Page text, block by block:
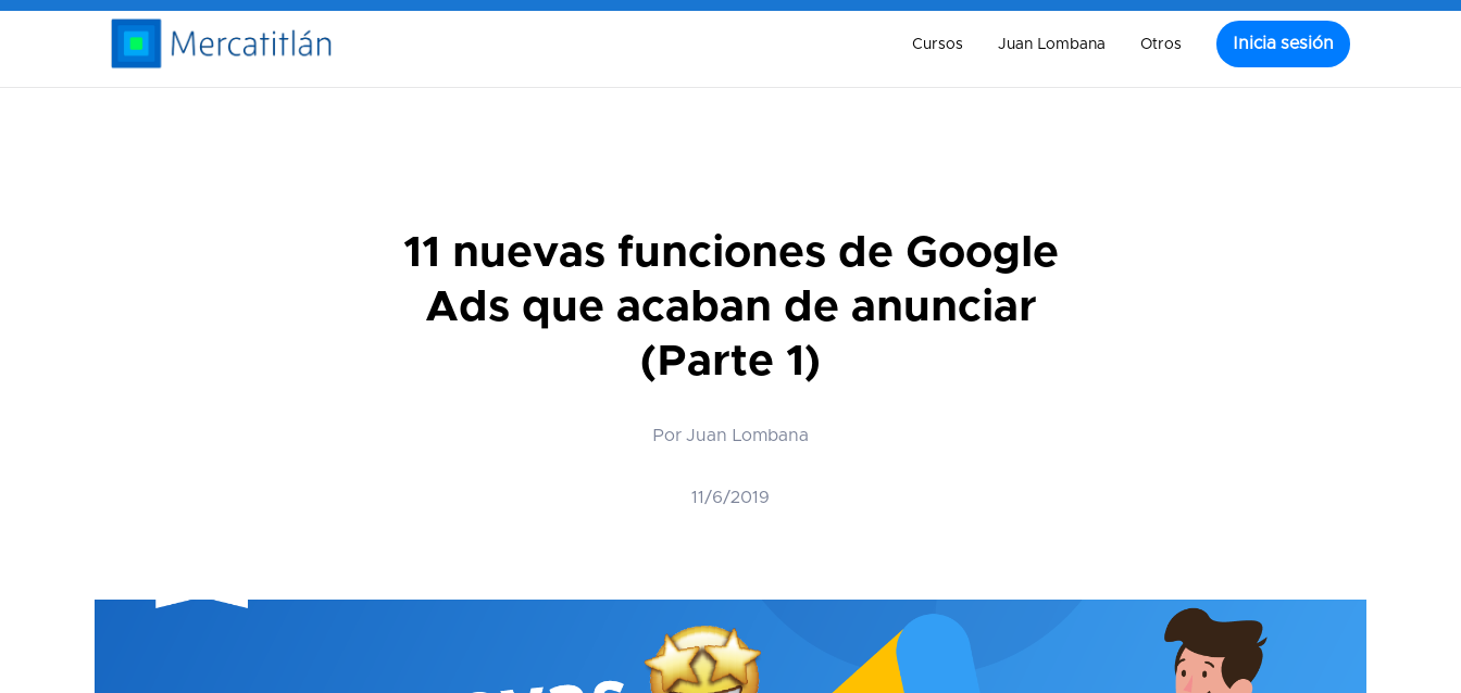
11 nuevas funciones de Google
Ads que acaban de anunciar
(Parte 1)
Por Juan Lombana
11/6/2019
Cursos Juan Lombana Otros Inicia sesión